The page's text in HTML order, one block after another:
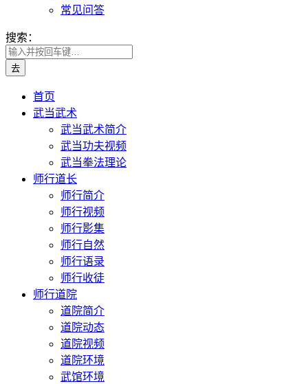
常见问答
搜索：
首页
武当武术
武当武术简介
武当功夫视频
武当拳法理论
师行道长
师行简介
师行视频
师行影集
师行自然
师行语录
师行收徒
师行道院
道院简介
道院动态
道院视频
道院环境
武馆环境